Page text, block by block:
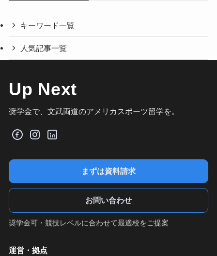
キーワード一覧
人気記事一覧
Up Next
奨学金で、文武両道のアメリカスポーツ留学を。
まずは資料請求
お問い合わせ
奨学金可・競技レベルに合わせて最適校をご提案
運営・拠点